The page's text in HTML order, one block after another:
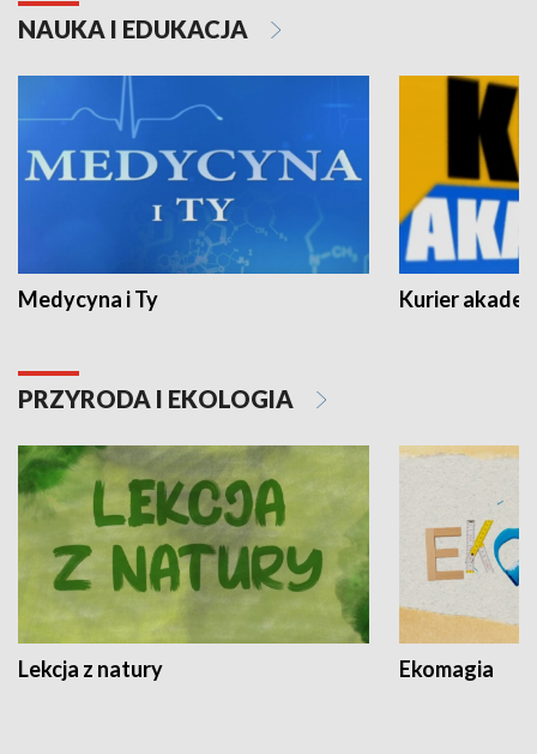
NAUKA I EDUKACJA
Medycyna i Ty Kurier
PRZYRODA I EKOLOGIA
Lekcja z natury Ekomagia